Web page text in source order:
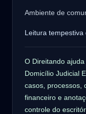
Ambiente de
Leitura tempestiva
O Direitando
Domicílio Judicial
casos, processos,
financeiro e
controle do